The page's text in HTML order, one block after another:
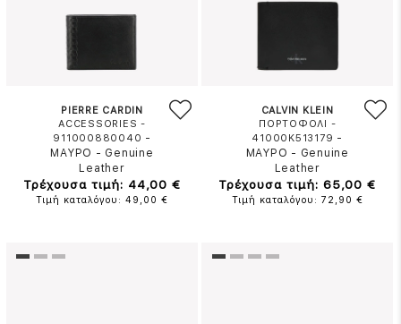
PIERRE CARDIN
ACCESSORIES -
911000880040 -
ΜΑΥΡΟ - Genuine
Leather
Τρέχουσα τιμή: 44,00 €
Τιμή καταλόγου: 49,00 €
CALVIN KLEIN
ΠΟΡΤΟΦΟΛΙ -
41000K513179 -
ΜΑΥΡΟ - Genuine
Leather
Τρέχουσα τιμή: 65,00 €
Τιμή καταλόγου: 72,90 €